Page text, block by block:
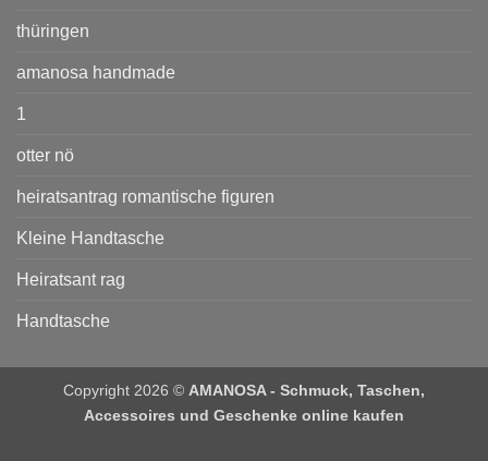
thüringen
amanosa handmade
1
otter nö
heiratsantrag romantische figuren
Kleine Handtasche
Heiratsant rag
Handtasche
Copyright 2026 © AMANOSA - Schmuck, Taschen,
Accessoires und Geschenke online kaufen